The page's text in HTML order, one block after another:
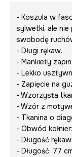
- Koszula w
sylwetki, ale nie
swobodę
- Długi rękaw.
- Mankiety
- Lekko
- Zapięcie na
- Wzorzysta
- Wzór z
- Tkanina o
- Obwód
- Długość
- Długość: 77